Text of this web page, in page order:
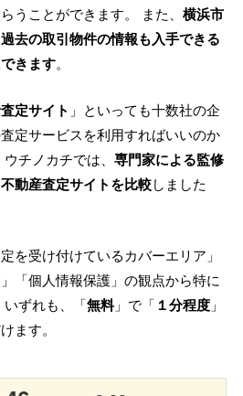
うことができます。 また、 横浜市
去の取引物件の情報も入手できる
きます。
定サイト 」といっても十数社の企
定サービスを利用すればいいのか
チノカチでは、 専門家による監修
動産査定サイトを比較しました
を受け付けているカバーエリア」
「個人情報保護」の観点から特に
ずれも、「無料」で「 １分程度 」
ます。